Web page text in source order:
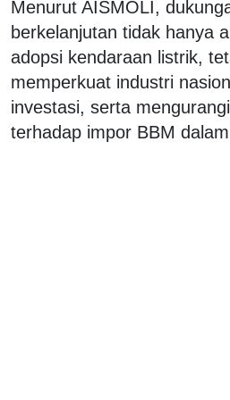
Menurut AISMOLI,
berkelanjutan tidak hanya
adopsi kendaraan listrik,
memperkuat industri
investasi, serta
terhadap impor BBM